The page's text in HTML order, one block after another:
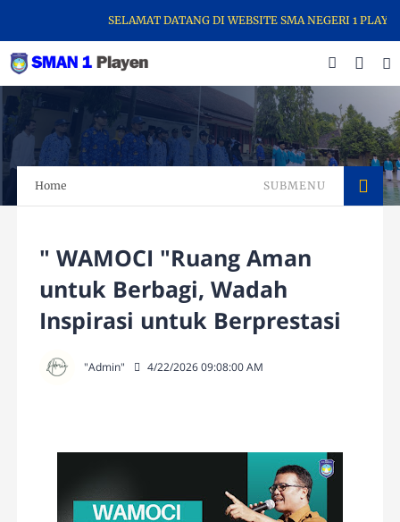
SELAMAT DATANG DI WEBSITE SMA NEGERI 1
Home SUBMENU
" WAMOCI "Ruang Aman
untuk Berbagi, Wadah
Inspirasi untuk Berprestasi
"Admin" 4/22/2026 09:08:00 AM